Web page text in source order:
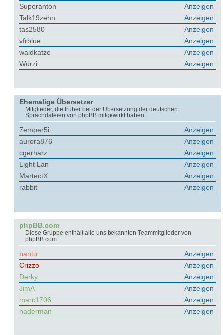
Anzeigen
Superanton
Anzeigen
Talk19zehn
Anzeigen
tas2580
Anzeigen
vfrblue
Anzeigen
waldkatze
Anzeigen
Würzi
Ehemalige Übersetzer
Mitglieder, die früher bei der Übersetzung der deutschen
Sprachdateien von phpBB mitgewirkt haben.
Anzeigen
7emper5i
Anzeigen
aurora876
Anzeigen
cgerharz
Anzeigen
Light Lan
Anzeigen
MartectX
Anzeigen
rabbit
phpBB.com
Diese Gruppe enthält alle uns bekannten Teammitglieder von
phpBB.com
Anzeigen
bantu
Anzeigen
Crizzo
Anzeigen
Derky
Anzeigen
JimA
Anzeigen
marc1706
Anzeigen
naderman